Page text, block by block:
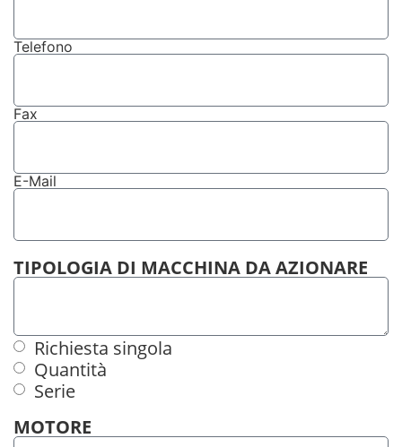
Telefono
Fax
E-Mail
TIPOLOGIA DI MACCHINA DA AZIONARE
Richiesta singola
Quantità
Serie
MOTORE